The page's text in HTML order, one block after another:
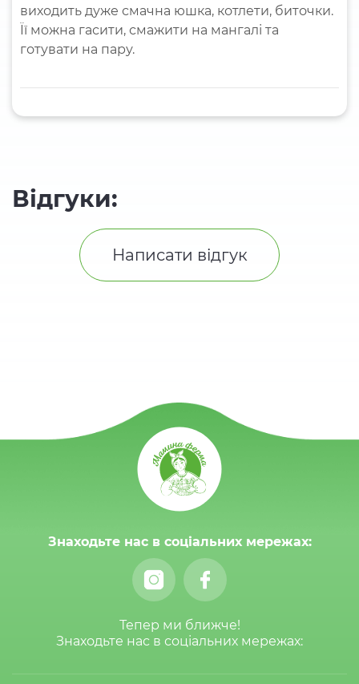
виходить дуже смачна юшка, котлети, биточки.
Її можна гасити, смажити на мангалі та
готувати на пару.
Відгуки:
Написати відгук
Знаходьте нас в соціальних мережах:
Тепер ми ближче!
Знаходьте нас в соціальних мережах: